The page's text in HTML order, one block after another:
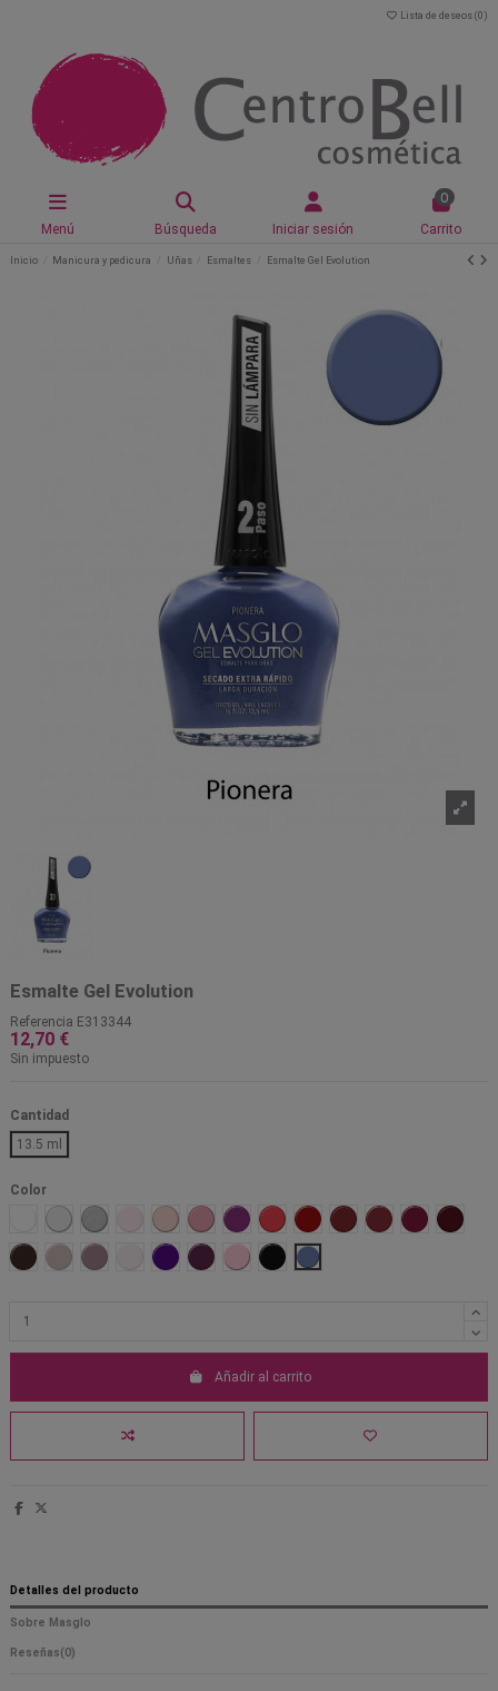
Lista de deseos (0 )
Menú Búsqueda Iniciar sesión
0
Carrito
Inicio Manicura y pedicura Uñas Esmaltes Esmalte Gel Evolution
Esmalte Gel Evolution
Referencia E313344
12,70 €
Sin impuesto
Cantidad
13.5 ml
Color
Tiza
EjecutivaBlanco Nacar
Novia Francés Bella DinámicaFufurufaLinda Fiesta ProfesionalMalvadaAusente
Sangre ToroMatrimonio
Virginal Nieve RockeraQuerendonaJuguetona
Negro Pionera
Añadir al carrito
Detalles del producto
Sobre Masglo
Reseñas(0)